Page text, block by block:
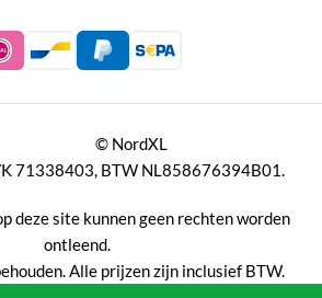
© NordXL
71338403, BTW NL858676394B01.
deze site kunnen geen rechten worden
ontleend.
Alle prijzen zijn inclusief BTW.